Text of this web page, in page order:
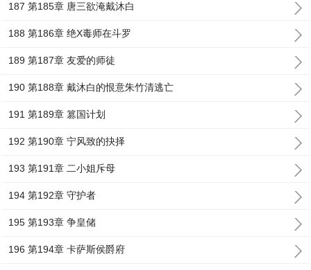
187 第185章 唐三欲淹戴沐白
188 第186章 绝X毒师在斗罗
189 第187章 友爱的师徒
190 第188章 戴沐白的恨意朱竹清逃亡
191 第189章 篡国计划
192 第190章 宁风致的抉择
193 第191章 二小姐斥母
194 第192章 守护者
195 第193章 争皇储
196 第194章 卡萨斯侯爵府